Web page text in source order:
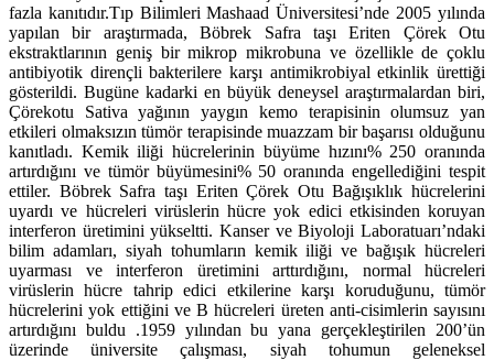
fazla kanıtıdır.Tıp Bilimleri Mashaad Üniversitesi’nde 2005 yılında
yapılan bir araştırmada, Böbrek Safra taşı Eriten Çörek Otu
ekstraktlarının geniş bir mikrop mikrobuna ve özellikle de çoklu
antibiyotik dirençli bakterilere karşı antimikrobiyal etkinlik ürettiği
gösterildi. Bugüne kadarki en büyük deneysel araştırmalardan biri,
Çörekotu Sativa yağının yaygın kemo terapisinin olumsuz yan
etkileri olmaksızın tümör terapisinde muazzam bir başarısı olduğunu
kanıtladı. Kemik iliği hücrelerinin büyüme hızını% 250 oranında
artırdığını ve tümör büyümesini% 50 oranında engellediğini tespit
ettiler. Böbrek Safra taşı Eriten Çörek Otu Bağışıklık hücrelerini
uyardı ve hücreleri virüslerin hücre yok edici etkisinden koruyan
interferon üretimini yükseltti. Kanser ve Biyoloji Laboratuarı’ndaki
bilim adamları, siyah tohumların kemik iliği ve bağışık hücreleri
uyarması ve interferon üretimini arttırdığını, normal hücreleri
virüslerin hücre tahrip edici etkilerine karşı koruduğunu, tümör
hücrelerini yok ettiğini ve B hücreleri üreten anti-cisimlerin sayısını
artırdığını buldu .1959 yılından bu yana gerçekleştirilen 200’ün
üzerinde üniversite çalışması, siyah tohumun geleneksel